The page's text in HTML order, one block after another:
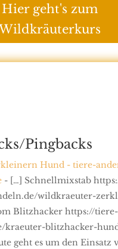
Hier geht's zum
Pingbacks
Hund - tiere-
- […] Schnellmixstab
wildkraeuter-
Blitzhacker https://
kraeuter-blitzhacker-
geht es um den Einsatz